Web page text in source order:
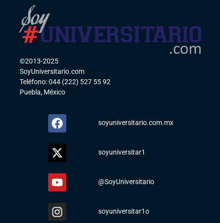
©2013-2025
SoyUniversitario.com
Teléfono: 044 (222) 527 55 92
Puebla, México
soyuniversitario.com.mx
soyuniversitar1
@SoyUniversitario
soyuniversitar1o